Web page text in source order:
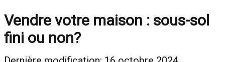
Vendre votre maison : sous-sol
fini ou non?